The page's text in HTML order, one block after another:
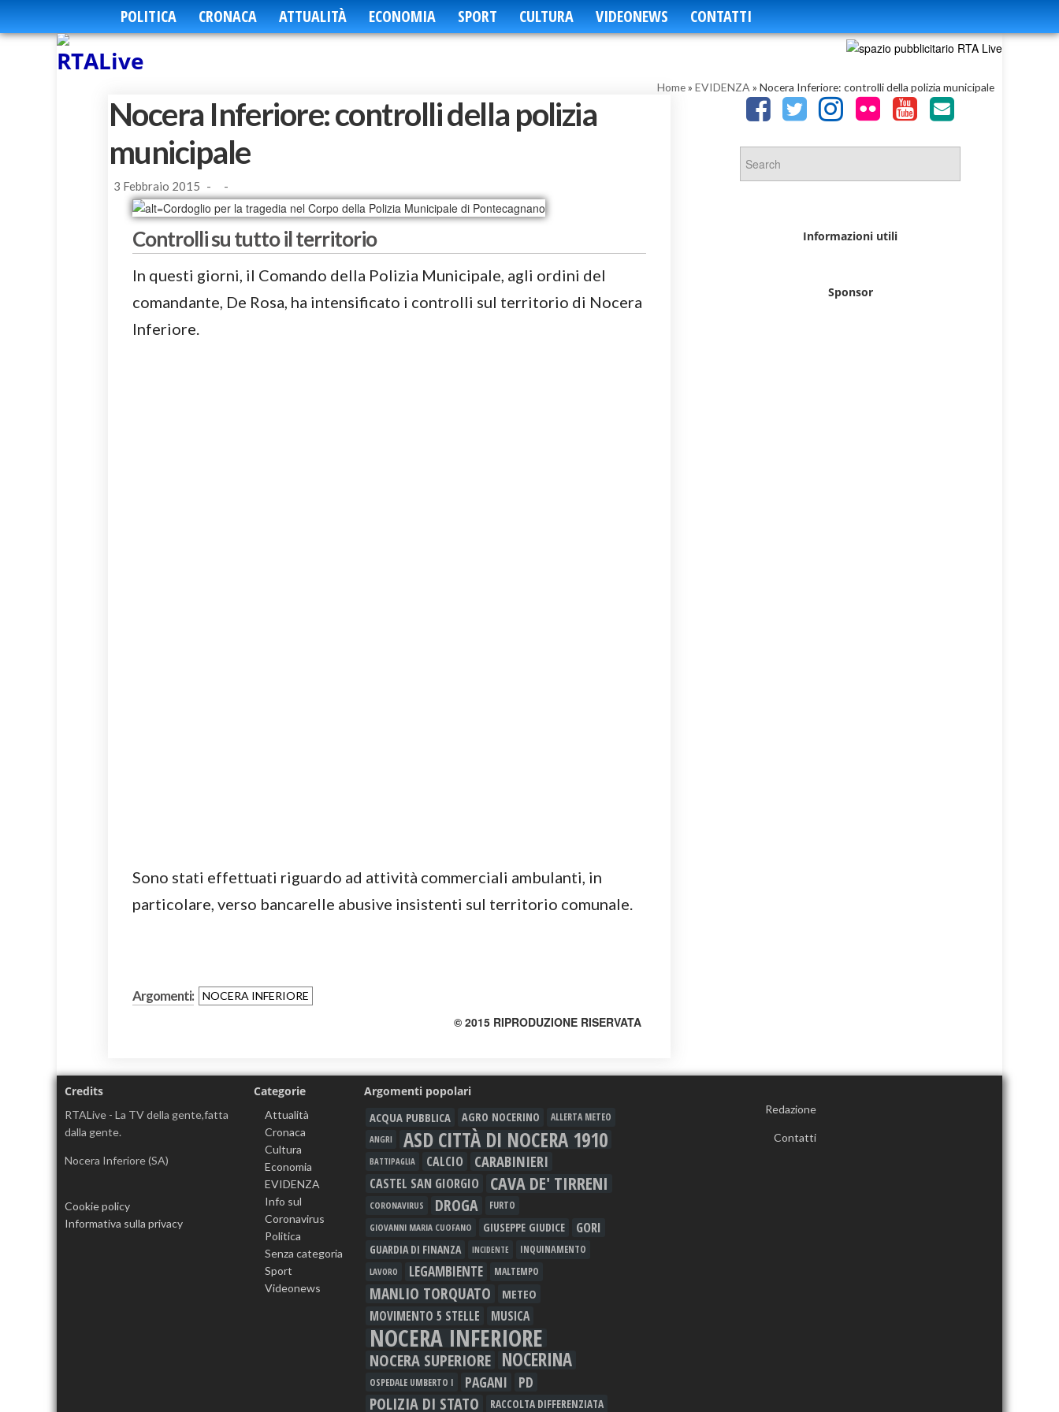
POLITICA CRONACA ATTUALITÀ ECONOMIA SPORT CULTURA VIDEONEWS CONTATTI
Home» EVIDENZA » Nocera Inferiore: controlli della polizia municipale
Nocera Inferiore: controlli della polizia
municipale
3 Febbraio 2015 - -
Controlli su tutto il territorio
In questi giorni, il Comando della Polizia Municipale, agli ordini del
comandante, De Rosa, ha intensificato i controlli sul territorio di Nocera
Inferiore.
Sono stati effettuati riguardo ad attività commerciali ambulanti, in
particolare, verso bancarelle abusive insistenti sul territorio comunale.
Argomenti: NOCERA INFERIORE
© 2015 RIPRODUZIONE RISERVATA
Informazioni utili
Sponsor
Credits
RTALive - La TV della gente,fatta
dalla gente.
Nocera Inferiore (SA)
Cookie policy
Informativa sulla privacy
Categorie
Attualità
Cronaca
Cultura
Economia
EVIDENZA
Info sul
Coronavirus
Politica
Senza categoria
Sport
Videonews
Argomenti popolari
ACQUA PUBBLICA AGRO NOCERINO
ALLERTA METEO
ANGRI
ASD CITTÀ DI NOCERA 1910
BATTIPAGLIA CALCIO CARABINIERI
CASTEL SAN GIORGIO CAVA DE' TIRRENI
CORONAVIRUS DROGA FURTO
GIOVANNI MARIA CUOFANO GIUSEPPE GIUDICE GORI
GUARDIA DI FINANZA INCIDENTE INQUINAMENTO
LAVORO LEGAMBIENTE MALTEMPO
MANLIO TORQUATO METEO
MOVIMENTO 5 STELLE MUSICA
NOCERA INFERIORE
NOCERA SUPERIORE NOCERINA
OSPEDALE UMBERTO I PAGANI PD
POLIZIA DI STATO RACCOLTA DIFFERENZIATA
Redazione
Contatti